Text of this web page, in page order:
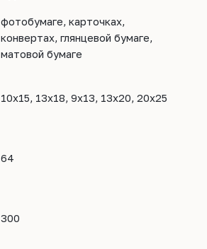
фотобумаге, карточках,
конвертах, глянцевой бумаге,
матовой бумаге
10х15, 13х18, 9х13, 13х20, 20х25
64
300